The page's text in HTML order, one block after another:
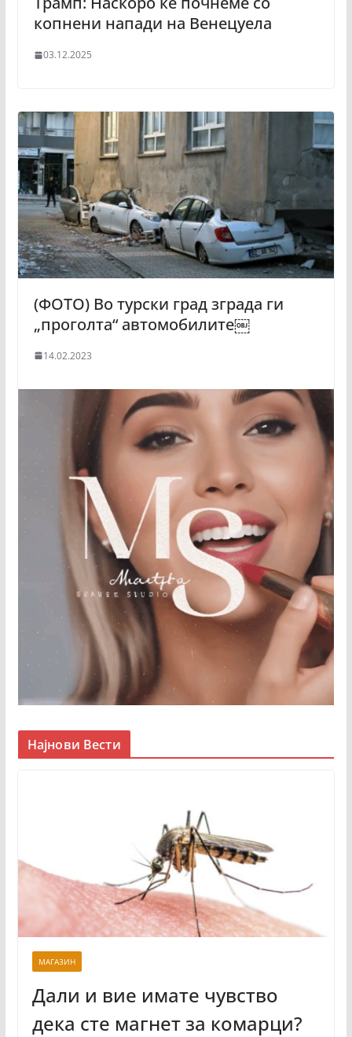
копнени напади на Венецуела
03.12.2025
(ФОТО) Во турски град зграда ги
„проголта“ автомобилите￼
14.02.2023
Најнови Вести
МАГАЗИН
Дали и вие имате чувство
дека сте магнет за комарци?